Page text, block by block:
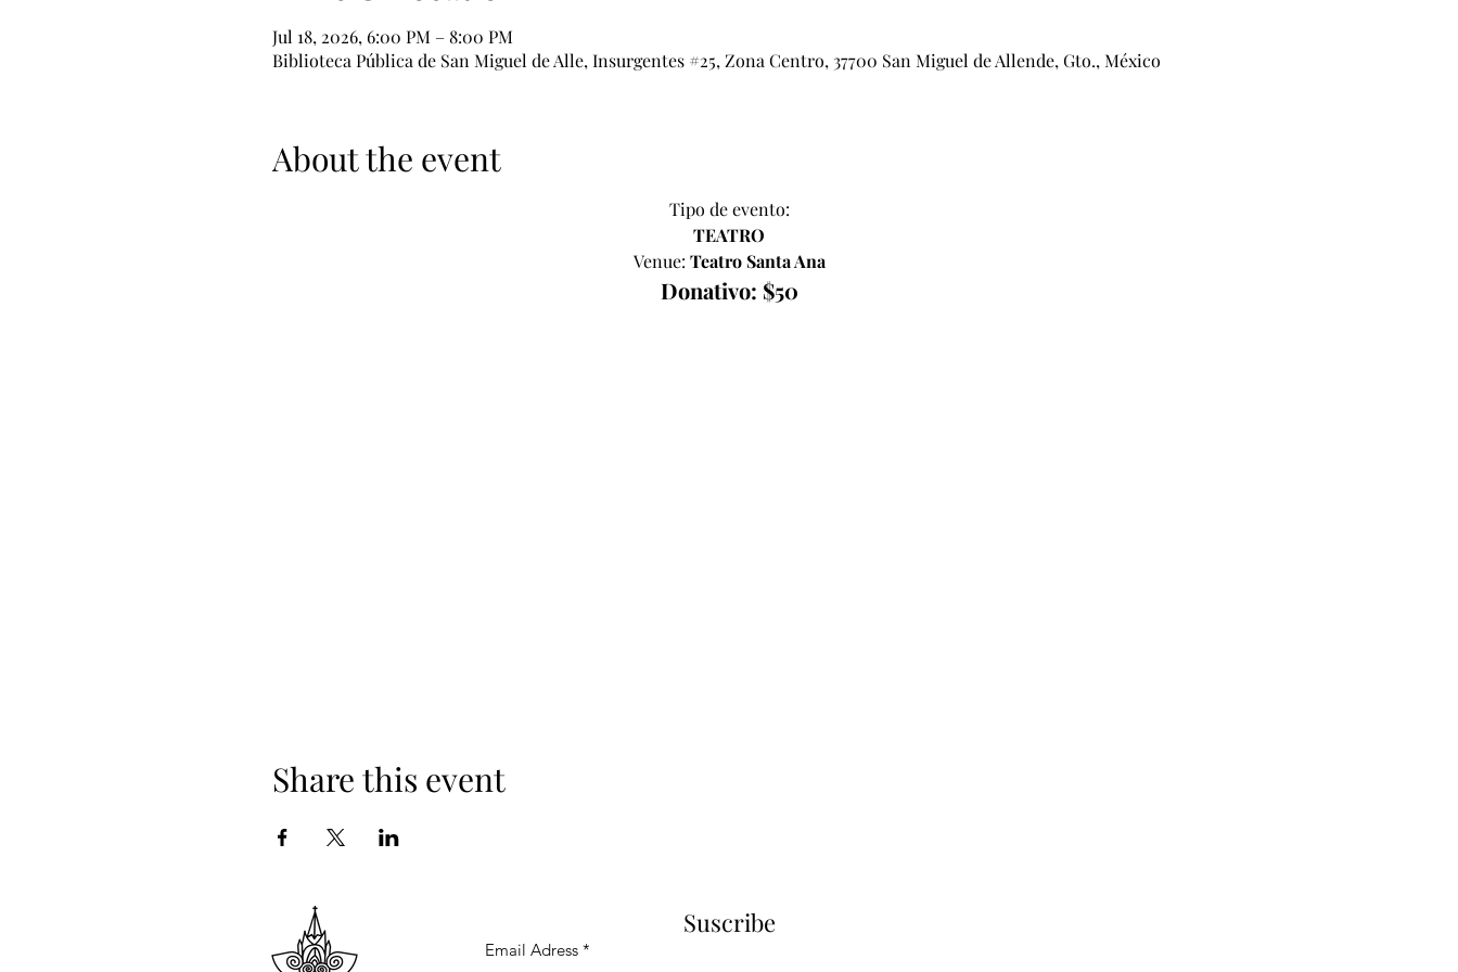
Jul 18, 2026, 6:00 PM – 8:00 PM
Biblioteca Pública de San Miguel de Alle, Insurgentes #25, Zona Centro, 37700 San Miguel de Allende, Gto., México
About the event
Tipo de evento:
TEATRO
Venue: Teatro Santa Ana
Donativo: $50
Share this event
Suscribe
Email Adress